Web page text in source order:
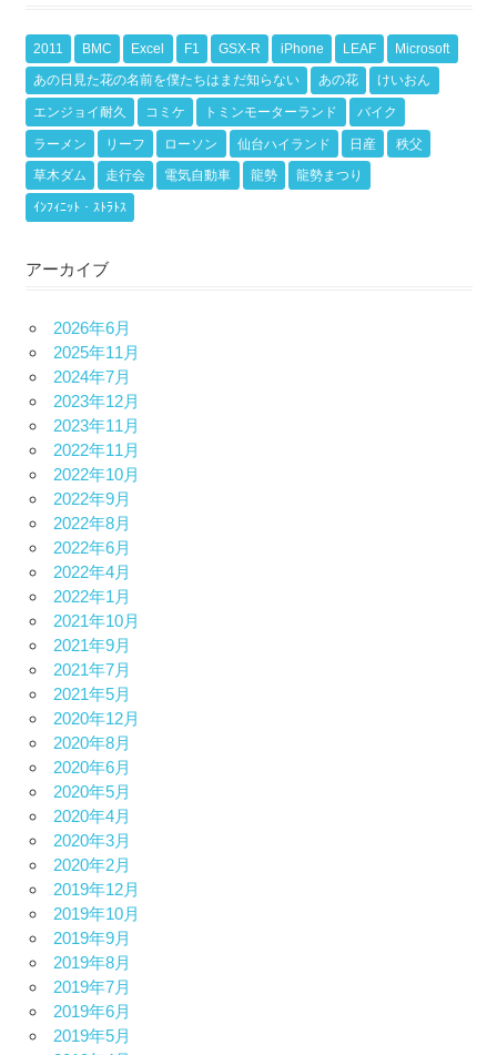
2011 BMC Excel F1 GSX-R iPhone LEAF Microsoft
あの日見た花の名前を僕たちはまだ知らない あの花 けいおん
エンジョイ耐久 コミケ トミンモーターランド バイク
ラーメン リーフ ローソン 仙台ハイランド 日産 秩父
草木ダム 走行会 電気自動車 龍勢 龍勢まつり
ｲﾝﾌｨﾆｯﾄ・ｽﾄﾗﾄｽ
アーカイブ
2026年6月
2025年11月
2024年7月
2023年12月
2023年11月
2022年11月
2022年10月
2022年9月
2022年8月
2022年6月
2022年4月
2022年1月
2021年10月
2021年9月
2021年7月
2021年5月
2020年12月
2020年8月
2020年6月
2020年5月
2020年4月
2020年3月
2020年2月
2019年12月
2019年10月
2019年9月
2019年8月
2019年7月
2019年6月
2019年5月